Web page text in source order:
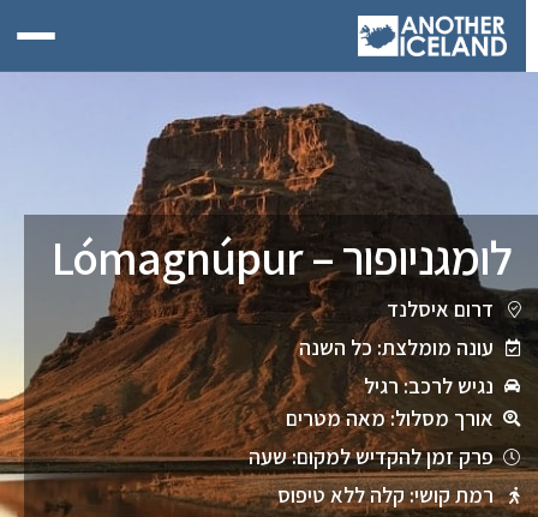
לומגניופור – Lómagnúpur
דרום איסלנד
עונה מומלצת: כל השנה
נגיש לרכב: רגיל
אורך מסלול: מאה מטרים
פרק זמן להקדיש למקום: שעה
רמת קושי: קלה ללא טיפוס